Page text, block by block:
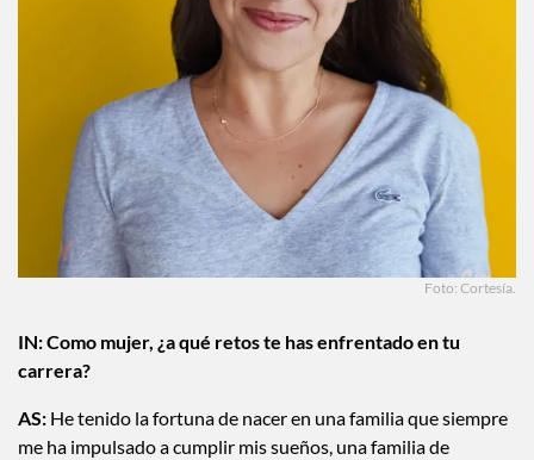
IN:Como mujer, ¿a qué retos te has enfrentado en tu
AS: He tenido la fortuna de nacer en una familia que siempre